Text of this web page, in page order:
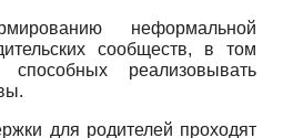
неформальной
сообществ, в том
способных реализовывать
для родителей проходят